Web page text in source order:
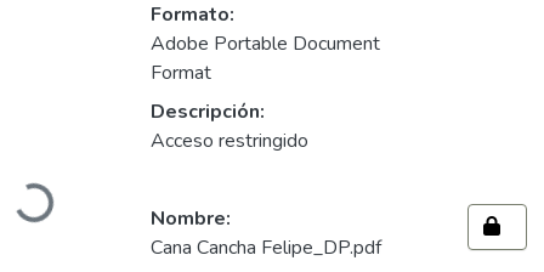
Cargando...
Formato:
Adobe Portable Document
Format
Descripción:
Acceso restringido
Nombre:
Cana Cancha Felipe_DP.pdf